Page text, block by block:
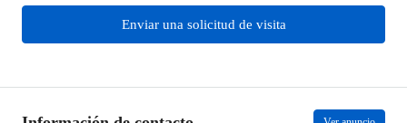
Enviar una solicitud de visita